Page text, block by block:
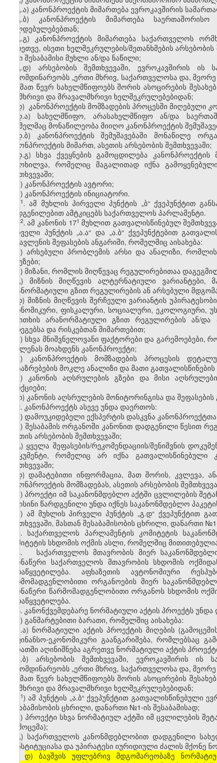
გ.ა) კანონპროექტის მიმართება ევროკავშირის
გ.ბ) კანონპროექტის მიმართება
ვალდებულებებთან;
გ.გ) კანონპროექტის მიმართება საქართველოს
აგრეთვე, ისეთი ხელშეკრულების/შეთანხმების
მისი შესაბამისი მუხლი ან/და ნაწილი;
გ.დ) არსებობის შემთხვევაში, ევროკავშირის
გამომდინარეობს „ერთი მხრივ, საქართველოსა და,
და მათ წევრ სახელმწიფოებს შორის ასოცირების
ორმხრივი და მრავალმხრივი ხელშეკრულებებიდან;
დ) კანონპროექტის მომზადების პროცესში მიღებული
დ.ა) სახელმწიფო, არასახელმწიფო ან/და
რომელმაც მონაწილეობა მიიღო კანონპროექტის
დ.ბ) კანონპროექტის შემუშავებაში მონაწილე
კანონპროექტის მიმართ, ასეთის არსებობის შემთხვევაში;
დ.გ) სხვა ქვეყნების გამოცდილება
მიმოხილვა, რომელიც მაგალითად იქნა
შემთხვევაში;
ე) კანონპროექტის ავტორი;
ვ) კანონპროექტის ინიციატორი.
​1. ამ მუხლის პირველი პუნქტის „ბ“ ქვეპუნქტით
დადგენილებით ამტკიცებს საქართველოს პარლამენტი.
​2. ამ კანონის 17​1 მუხლით გათვალისწინებულ
პირველი პუნქტის „ა.ა“ და „ა.ბ“ ქვეპუნქტებით
ზეგავლენის შეფასების ანგარიში, რომელშიც აისახება:
ა) არსებული პრობლემის არსი და ანალიზი, რომლის
მიზეზები;
ბ) მიზანი, რომლის მიღწევაც რეგულირებითაა
გ) მიზნის მიღწევის ალტერნატიული
არანორმატიული გზით რეგულირების ან არსებული
დ) მიზნის მიღწევის შერჩეული ვარიანტის
ეკონომიკური, ფისკალური, სოციალური, ეკოლოგიური,
საკითხის არანორმატიული გზით რეგულირების
შედეგებსა და რისკებთან მიმართებით;
ე) სხვა მნიშვნელოვანი ფაქტორები და
გავლენას მოახდენს კანონპროექტი;
ვ) კანონპროექტის მომზადების პროცესის
მოსაზრებების მოკლე ანალიზი და მათი
ზ) კანონის აღსრულების გზები და მისი
ფუნქციები;
თ) კანონის აღსრულების მონიტორინგისა და შეფასების
2. კანონპროექტს ასევე უნდა დაერთოს:
ა) დამოუკიდებელი ექსპერტის დასკვნა
ბ) შესაბამის ორგანოში კანონით დადგენილი წესით
ასეთის არსებობის შემთხვევაში;
გ) ყველა შეფასების/რეკომენდაციის/შენიშვნის
დოკუმენტი, რომელიც არ იქნა გათვალისწინებული
შემთხვევაში;
დ) დამატებითი ინფორმაცია, მათ შორის, კვლევა,
კანონპროექტის მომზადებას, ასეთის არსებობის
ე) პროექტი იმ საკანონმდებლო აქტში ცვლილების
და ისინი წარდგენილი უნდა იქნეს საკანონმდებლო
ვ) ამ მუხლის პირველი პუნქტის „გ.დ“ ქვეპუნქტით
შემთხვევაში, მასთან შესაბამისობის ცხრილი, დანართი
3. საქართველოს პარლამენტის კომიტეტის
კომიტეტის სხდომის ოქმის ასლი, რომელშიც
4.
საქართველოს მთავრობის მიერ
ამონაწერი საქართველოს მთავრობის სხდომის
გადაწყვეტილება. აფხაზეთის ავტონომიური
წარმომადგენლობითი ორგანოების მიერ
ამონაწერი წარმომადგენლობითი ორგანოს სხდომის
გადაწყვეტილება.
5. კანონქვემდებარე ნორმატიული აქტის პროექტს
) განმარტებითი ბარათი, რომელშიც აისახება:
ა.ა) ნორმატიული აქტის პროექტის მიღების
საფინანსო-ეკონომიკური გაანგარიშება, რომლებსაც
ბარათში აღინიშნება აგრეთვე ნორმატიული აქტის
ა.ბ) არსებობის შემთხვევაში, ევროკავშირის
გამომდინარეობს „ერთი მხრივ, საქართველოსა და,
და მათ წევრ სახელმწიფოებს შორის ასოცირების
ორმხრივი და მრავალმხრივი ხელშეკრულებებიდან;
​1) ამ პუნქტის „ა.ბ“ ქვეპუნქტით გათვალისწინებული
შესაბამისობის ცხრილი, დანართი №1-ის შესაბამისად;
ბ) პროექტი სხვა ნორმატიულ აქტში იმ ცვლილების
(გამოცემა);
გ) საქართველოს კანონმდებლობით დადგენილი
კონსტიტუციასა და უპირატესი იურიდიული ძალის მქონე
დ) ბავშვის უფლებრივ მდგომარეობაზე